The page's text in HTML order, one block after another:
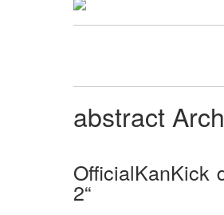
abstract
OfficialKanKick
2“